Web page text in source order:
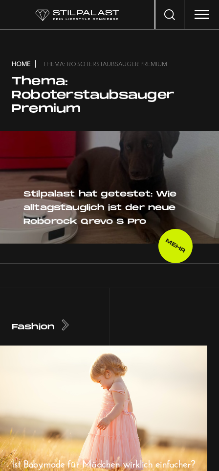
Search
HOME THEMA: ROBOTERSTAUBSAUGER PREMIUM
Thema:
Roboterstaubsauger
Premium
Stilpalast hat getestet: Wie
alltagstauglich ist der neue
Roborock Qrevo S Pro
MEHR
Fashion
Ist Babymode für Mädchen wirklich einfacher?